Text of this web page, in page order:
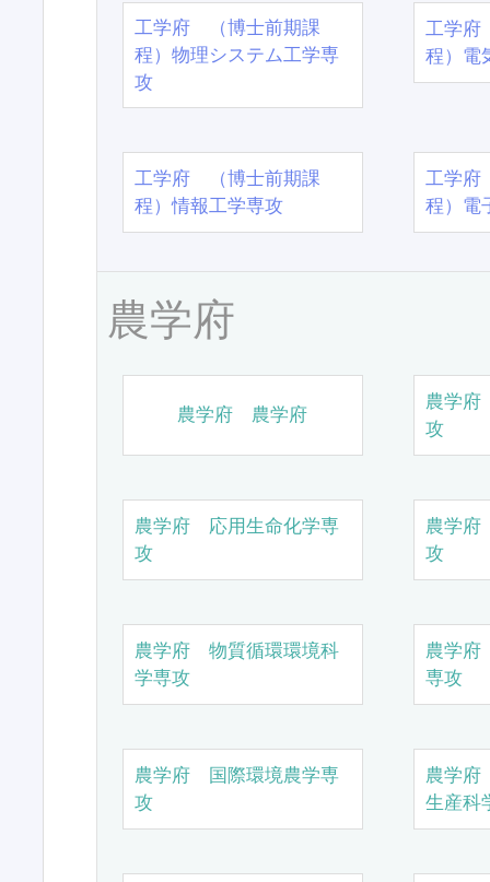
工学府 （博士前期課
程）物理システム工学専
攻
工学
程）電
工学府 （博士前期課
程）情報工学専攻
工学
程）電
農学府
農学府 農学府
農学
攻
農学府 応用生命化学専
攻
農学
攻
農学府 物質循環環境科
学専攻
農学
専攻
農学府 国際環境農学専
攻
農学
生産科